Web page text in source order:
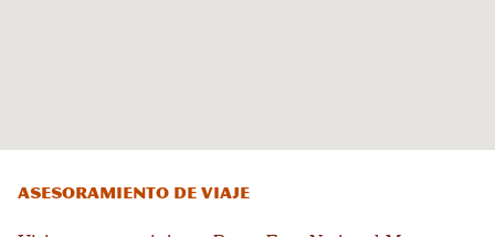
Asesoramiento de viaje